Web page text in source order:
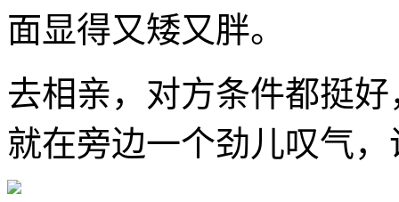
面显得又矮又胖。
去相亲，对方条件都挺
就在旁边一个劲儿叹气